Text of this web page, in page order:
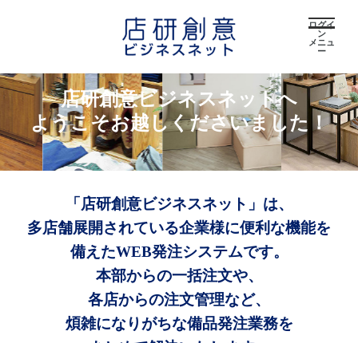
ログイ
ン
メニュ
ー
店研創意ビジネスネットへ
ようこそお越しくださいました！
「店研創意ビジネスネット」は、
多店舗展開されている企業様に便利な機能を
備えたWEB発注システムです。
本部からの一括注文や、
各店からの注文管理など、
煩雑になりがちな備品発注業務を